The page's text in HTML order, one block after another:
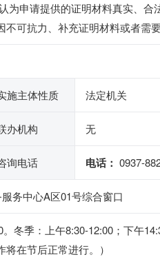
为申请提供的证明材料真实、
可抗力、补充证明材料或者需
施主体性质 法定机关
办机构 无
询电话 电话： 0937-
务中心A区01号综合窗口
冬季：上午8:30-12:00；下午
在节后正常进行。）